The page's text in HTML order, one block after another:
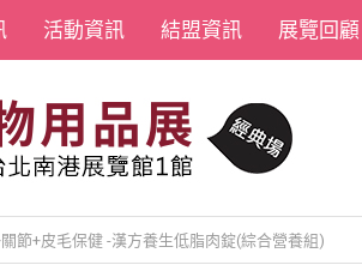
活動資訊 結盟資訊 展覽回顧
節+皮毛保健 -漢方養生低脂肉錠(綜合營養組)